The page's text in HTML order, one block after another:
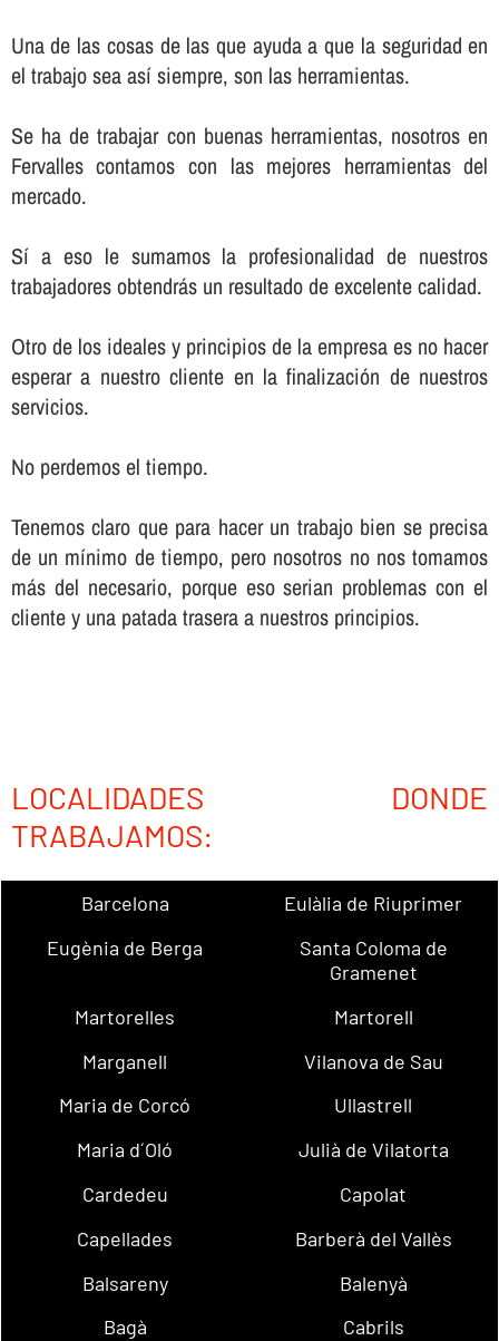
Una de las cosas de las que ayuda a que la seguridad en
el trabajo sea así­ siempre, son las herramientas.
Se ha de trabajar con buenas herramientas, nosotros en
Fervalles contamos con las mejores herramientas del
mercado.
Sí­ a eso le sumamos la profesionalidad de nuestros
trabajadores obtendrás un resultado de excelente calidad.
Otro de los ideales y principios de la empresa es no hacer
esperar a nuestro cliente en la finalización de nuestros
servicios.
No perdemos el tiempo.
Tenemos claro que para hacer un trabajo bien se precisa
de un mí­nimo de tiempo, pero nosotros no nos tomamos
más del necesario, porque eso serian problemas con el
cliente y una patada trasera a nuestros principios.
LOCALIDADES DONDE
TRABAJAMOS:
Barcelona
Eulàlia de Riuprimer
Eugènia de Berga
Santa Coloma de
Gramenet
Martorelles
Martorell
Marganell
Vilanova de Sau
Maria de Corcó
Ullastrell
Maria d´Oló
Julià de Vilatorta
Cardedeu
Capolat
Capellades
Barberà del Vallès
Balsareny
Balenyà
Bagà
Cabrils